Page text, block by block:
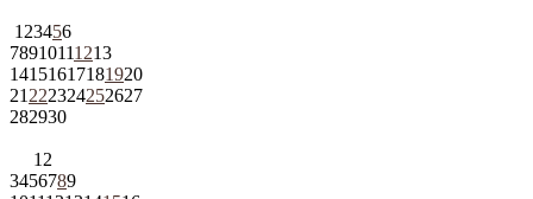
1 23456
78910111213
14151617181920
21 222324252627
282930
1 2
3456789